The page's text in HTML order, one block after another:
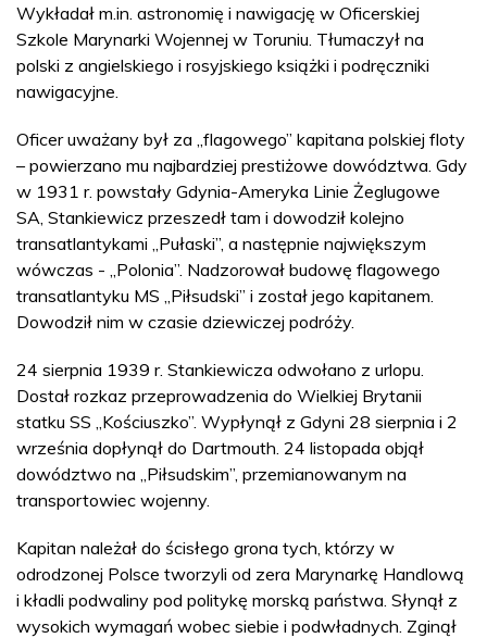
Wykładał m.in. astronomię i nawigację w Oficerskiej
Szkole Marynarki Wojennej w Toruniu. Tłumaczył na
polski z angielskiego i rosyjskiego książki i podręczniki
nawigacyjne.
Oficer uważany był za „flagowego” kapitana polskiej floty
– powierzano mu najbardziej prestiżowe dowództwa. Gdy
w 1931 r. powstały Gdynia-Ameryka Linie Żeglugowe
SA, Stankiewicz przeszedł tam i dowodził kolejno
transatlantykami „Pułaski”, a następnie największym
wówczas - „Polonia”. Nadzorował budowę flagowego
transatlantyku MS „Piłsudski” i został jego kapitanem.
Dowodził nim w czasie dziewiczej podróży.
24 sierpnia 1939 r. Stankiewicza odwołano z urlopu.
Dostał rozkaz przeprowadzenia do Wielkiej Brytanii
statku SS „Kościuszko”. Wypłynął z Gdyni 28 sierpnia i 2
września dopłynął do Dartmouth. 24 listopada objął
dowództwo na „Piłsudskim”, przemianowanym na
transportowiec wojenny.
Kapitan należał do ścisłego grona tych, którzy w
odrodzonej Polsce tworzyli od zera Marynarkę Handlową
i kładli podwaliny pod politykę morską państwa. Słynął z
wysokich wymagań wobec siebie i podwładnych. Zginął